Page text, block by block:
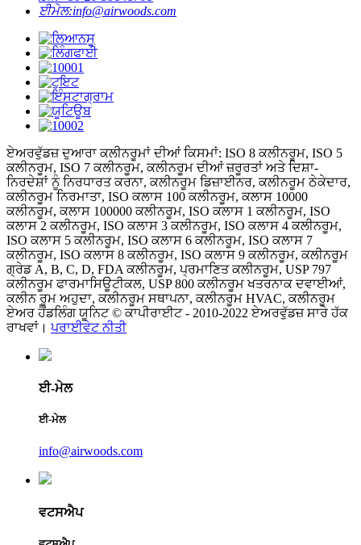
ਈਮੇਲ:info@airwoods.com
ਏਅਰਵੁੱਡਜ਼ ਦੁਆਰਾ ਕਲੀਨਰੂਮਾਂ ਦੀਆਂ ਕਿਸਮਾਂ: ISO 8 ਕਲੀਨਰੂਮ, ISO 5
ਕਲੀਨਰੂਮ, ISO 7 ਕਲੀਨਰੂਮ, ਕਲੀਨਰੂਮ ਦੀਆਂ ਜ਼ਰੂਰਤਾਂ ਅਤੇ ਦਿਸ਼ਾ-
ਨਿਰਦੇਸ਼ਾਂ ਨੂੰ ਨਿਰਧਾਰਤ ਕਰਨਾ, ਕਲੀਨਰੂਮ ਡਿਜ਼ਾਈਨਰ, ਕਲੀਨਰੂਮ ਠੇਕੇਦਾਰ,
ਕਲੀਨਰੂਮ ਨਿਰਮਾਤਾ, ISO ਕਲਾਸ 100 ਕਲੀਨਰੂਮ, ਕਲਾਸ 10000
ਕਲੀਨਰੂਮ, ਕਲਾਸ 100000 ਕਲੀਨਰੂਮ, ISO ਕਲਾਸ 1 ਕਲੀਨਰੂਮ, ISO
ਕਲਾਸ 2 ਕਲੀਨਰੂਮ, ISO ਕਲਾਸ 3 ਕਲੀਨਰੂਮ, ISO ਕਲਾਸ 4 ਕਲੀਨਰੂਮ,
ISO ਕਲਾਸ 5 ਕਲੀਨਰੂਮ, ISO ਕਲਾਸ 6 ਕਲੀਨਰੂਮ, ISO ਕਲਾਸ 7
ਕਲੀਨਰੂਮ, ISO ਕਲਾਸ 8 ਕਲੀਨਰੂਮ, ISO ਕਲਾਸ 9 ਕਲੀਨਰੂਮ, ਕਲੀਨਰੂਮ
ਗ੍ਰੇਡ A, B, C, D, FDA ਕਲੀਨਰੂਮ, ਪ੍ਰਮਾਣਿਤ ਕਲੀਨਰੂਮ, USP 797
ਕਲੀਨਰੂਮ ਫਾਰਮਾਸਿਊਟੀਕਲ, USP 800 ਕਲੀਨਰੂਮ ਖਤਰਨਾਕ ਦਵਾਈਆਂ,
ਕਲੀਨ ਰੂਮ ਅਹੁਦਾ, ਕਲੀਨਰੂਮ ਸਥਾਪਨਾ, ਕਲੀਨਰੂਮ HVAC, ਕਲੀਨਰੂਮ
ਏਅਰ ਹੈਂਡਲਿੰਗ ਯੂਨਿਟ © ਕਾਪੀਰਾਈਟ - 2010-2022 ਏਅਰਵੁੱਡਜ਼ ਸਾਰੇ ਹੱਕ
ਰਾਖਵਾਂ। ਪਰਾਈਵੇਟ ਨੀਤੀ
ਈ-ਮੇਲ
ਈ-ਮੇਲ
info@airwoods.com
ਵਟਸਐਪ